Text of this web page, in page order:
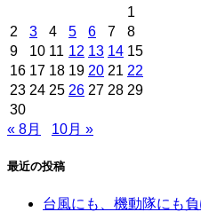
1
2
3 4 5 6 7
8
9
10 11 12 13 14 15
16 17 18 19 20 21 22
23 24 25 26 27 28 29
30
« 8月
10月 »
最近の投稿
台風にも、機動隊にも